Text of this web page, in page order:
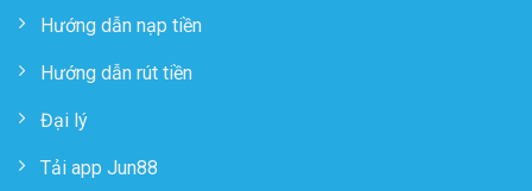
Hướng dẫn nạp tiền
Hướng dẫn rút tiền
Đại lý
Tải app Jun88